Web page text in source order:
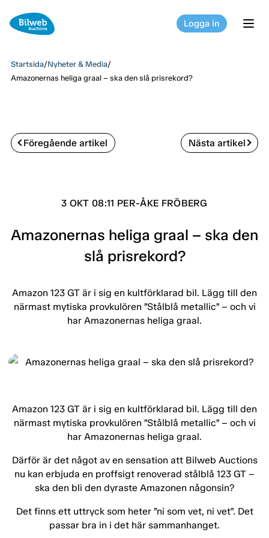
Logga in
Startsida/Nyheter & Media/
Amazonernas heliga graal – ska den slå prisrekord?
Föregående artikel Nästa artikel
3 OKT 08:11 PER-ÅKE FRÖBERG
Amazonernas heliga graal – ska den
slå prisrekord?
Amazon 123 GT är i sig en kultförklarad bil. Lägg till den
närmast mytiska provkulören ”Stålblå metallic” – och vi
har Amazonernas heliga graal.
Amazon 123 GT är i sig en kultförklarad bil. Lägg till den
närmast mytiska provkulören ”Stålblå metallic” – och vi
har Amazonernas heliga graal.
Därför är det något av en sensation att Bilweb Auctions
nu kan erbjuda en proffsigt renoverad stålblå 123 GT –
ska den bli den dyraste Amazonen någonsin?
Det finns ett uttryck som heter ”ni som vet, ni vet”. Det
passar bra in i det här sammanhanget.